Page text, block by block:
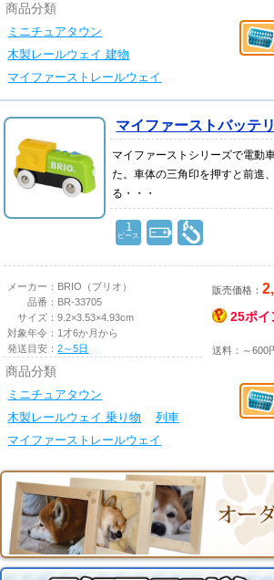
商品分類
ミニチュアタウン
木製レールウェイ 建物
マイファーストレールウェイ
マイファーストバッテ
マイファーストシリーズで電動
た。車体の三角印を押すと前進
る・・・
1
ピース
メーカー： BRIO（ブリオ）
品番： BR-33705
サイズ：9.2×3.53×4.93cm
対象年令： 1才6か月から
発送目安：2～5日
商品分類
ミニチュアタウン
木製レールウェイ 乗り物
列車
マイファーストレールウェイ
販売価格：
25ポイ
送料：～600